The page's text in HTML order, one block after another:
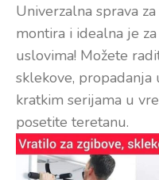
Univerzalna sprava
montira i idealna je
uslovima! Možete
sklekove,
kratkim serijama u
posetite teretanu.